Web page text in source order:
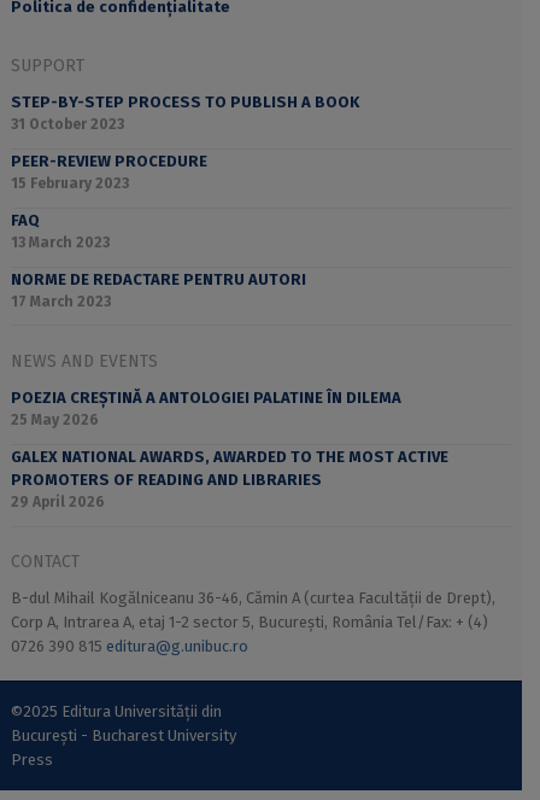
Politica de confidențialitate
SUPPORT
STEP-BY-STEP PROCESS TO PUBLISH A BOOK
31 October 2023
PEER-REVIEW PROCEDURE
15 February 2023
FAQ
13 March 2023
NORME DE REDACTARE PENTRU AUTORI
17 March 2023
NEWS AND EVENTS
POEZIA CREȘTINĂ A ANTOLOGIEI PALATINE ÎN DILEMA
25 May 2026
GALEX NATIONAL AWARDS, AWARDED TO THE MOST ACTIVE
PROMOTERS OF READING AND LIBRARIES
29 April 2026
CONTACT
B-dul Mihail Kogălniceanu 36-46, Cămin A (curtea Facultății de Drept),
Corp A, Intrarea A, etaj 1-2 sector 5, București, România Tel/Fax: + (4)
0726 390 815 editura@g.unibuc.ro
©2025 Editura Universității din
București - Bucharest University
Press